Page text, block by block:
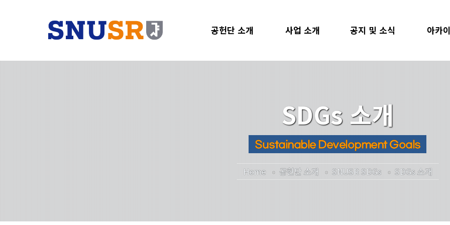
공헌단 소개
단장 인사말
기관 소개
SNUSR SDGs
조직도
샤눔리더스클럽
SNUSR 후원
총서 및 백서
오시는 길
사업 소개
사회봉사교과목
사회공헌형 교과목
사회공헌아카데미
SNU공헌단
찾아가는 멘토링
SNU멘토링
학생사회공헌단
샤눔상호문화공헌단
공지 및 소식
공지사항
공헌단 소식
뉴스레터
언론보도
1:1 문의
아카
자료
지난
SDGs 소개
Sustainable Development Goals
Home 공헌단 소개 SNUSR SDGs SDGs 소개